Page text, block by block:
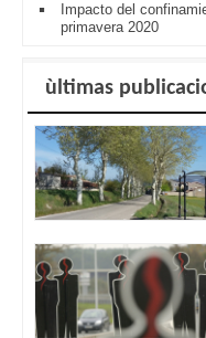
Impacto del
primavera 2020
ùltimas